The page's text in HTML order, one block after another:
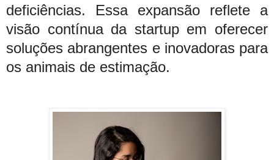
deficiências. Essa expansão reflete a
visão contínua da startup em oferecer
soluções abrangentes e inovadoras para
os animais de estimação.